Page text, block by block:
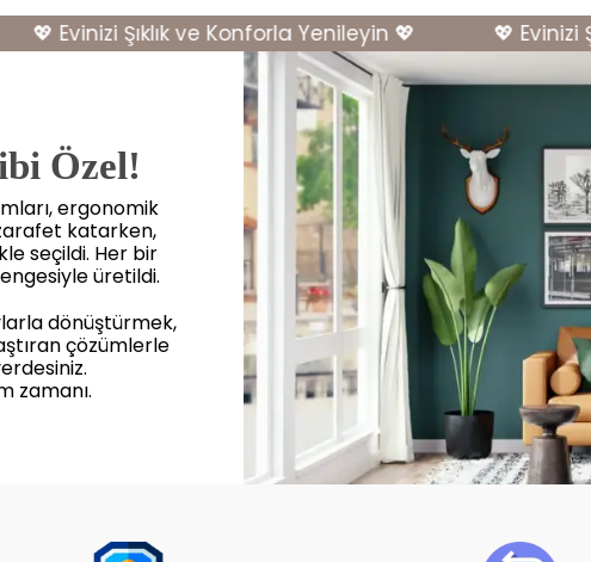
💖 Evinizi Şıklık ve Konforla Yenileyin 💖 💖 Evinizi
Özel!
ergonomik
katarken,
seçildi. Her bir
üretildi.
dönüştürmek,
çözümlerle
zamanı.